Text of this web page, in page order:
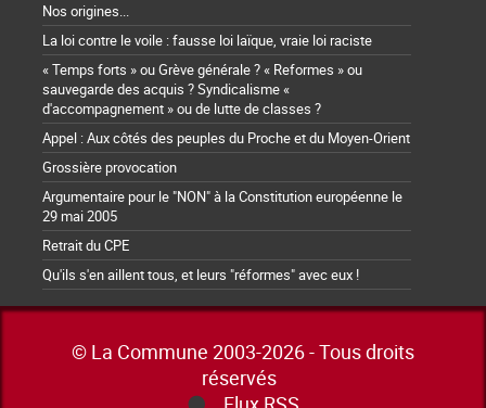
Nos origines...
La loi contre le voile : fausse loi laïque, vraie loi raciste
« Temps forts » ou Grève générale ? « Reformes » ou
sauvegarde des acquis ? Syndicalisme «
d'accompagnement » ou de lutte de classes ?
Appel : Aux côtés des peuples du Proche et du Moyen-Orient
Grossière provocation
Argumentaire pour le "NON" à la Constitution européenne le
29 mai 2005
Retrait du CPE
Qu'ils s'en aillent tous, et leurs "réformes" avec eux !
© La Commune 2003-2026 - Tous droits
réservés